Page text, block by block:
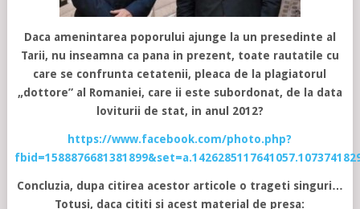
Daca amenintarea poporului ajunge la un presedinte al
Tarii, nu inseamna ca pana in prezent, toate rautatile cu
care se confrunta cetatenii, pleaca de la plagiatorul
„dottore” al Romaniei, care ii este subordonat, de la data
loviturii de stat, in anul 2012?
https://www.facebook.com/photo.php?
Concluzia, dupa citirea acestor articole o trageti singuri…
Totusi, daca cititi si acest material de presa: